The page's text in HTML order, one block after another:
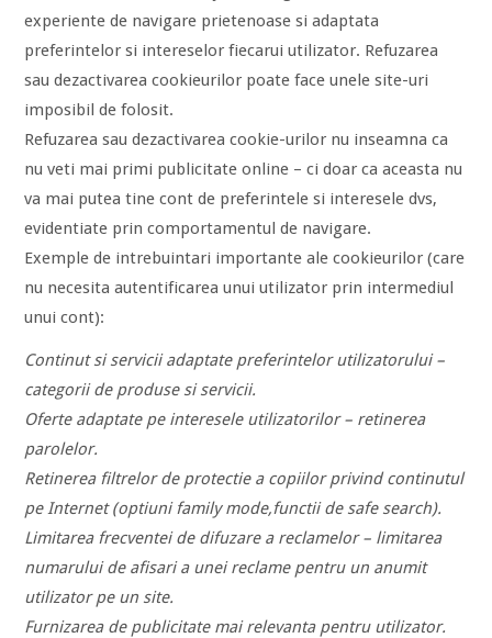
experiente de navigare prietenoase si adaptata
preferintelor si intereselor fiecarui utilizator. Refuzarea
sau dezactivarea cookieurilor poate face unele site-uri
imposibil de folosit.
Refuzarea sau dezactivarea cookie-urilor nu inseamna ca
nu veti mai primi publicitate online – ci doar ca aceasta nu
va mai putea tine cont de preferintele si interesele dvs,
evidentiate prin comportamentul de navigare.
Exemple de intrebuintari importante ale cookieurilor (care
nu necesita autentificarea unui utilizator prin intermediul
unui cont):
Continut si servicii adaptate preferintelor utilizatorului –
categorii de produse si servicii.
Oferte adaptate pe interesele utilizatorilor – retinerea
parolelor.
Retinerea filtrelor de protectie a copiilor privind continutul
pe Internet (optiuni family mode,functii de safe search).
Limitarea frecventei de difuzare a reclamelor – limitarea
numarului de afisari a unei reclame pentru un anumit
utilizator pe un site.
Furnizarea de publicitate mai relevanta pentru utilizator.